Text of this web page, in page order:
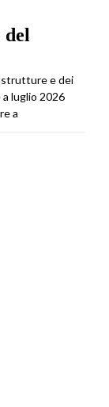
del
e dei
luglio 2026
a